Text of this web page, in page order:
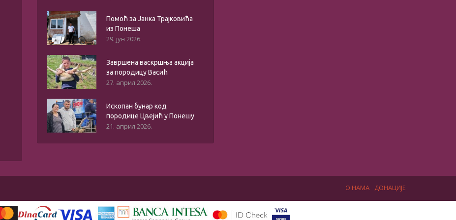
Помоћ за Јанка Трајковића
из Понеша
29. јун 2026.
Завршена васкршња акција
за породицу Васић
27. април 2026.
Ископан бунар код
породице Цвејић у Понешу
21. април 2026.
О НАМА ДОНАЦИЈЕ